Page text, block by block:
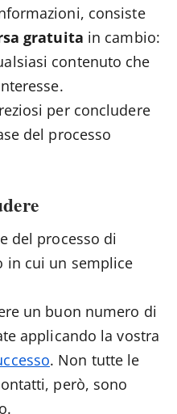
consiste
gratuita in cambio:
contenuto che
per concludere
del processo
del processo di
in cui un semplice
un buon numero di
applicando la vostra
. Non tutte le
però, sono